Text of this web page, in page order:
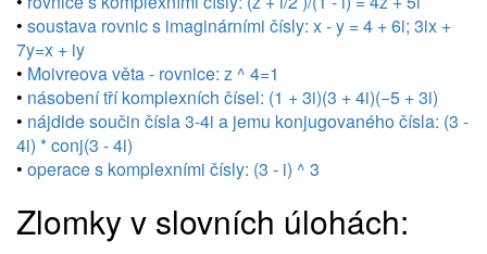
• soustava rovnic s imaginárními čísly: x - y = 4 + 6i; 3ix +
7y=x + iy
• Moivreova věta - rovnice: z ^ 4=1
• násobení tří komplexních čísel: (1 + 3i)(3 + 4i)(−5 + 3i)
• nájdide součin čísla 3-4i a jemu konjugovaného čísla: (3 -
4i) * conj(3 - 4i)
• operace s komplexními čísly: (3 - i) ^ 3
Zlomky v slovních úlohách: